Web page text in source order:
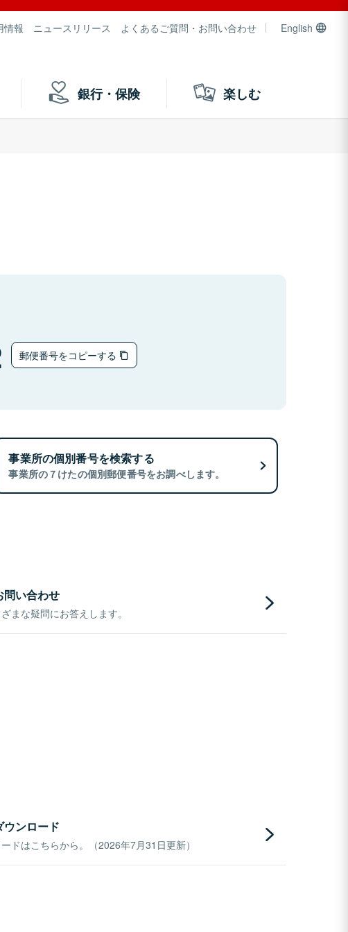
情報 ニュースリリース よくあるご質問・お問い合わせ English
銀行・保険 楽しむ
郵便番号をコピーする
事業所の個別番号を検索する
事業所の７けたの個別郵便番号をお調べします。
問い合わせ
まな疑問にお答えします。
ンロード
ドはこちらから。（2026年7月31日更新）